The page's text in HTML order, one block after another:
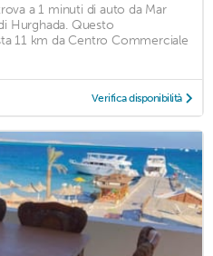
a 1 minuti di auto da Mar
Hurghada. Questo
11 km da Centro Commerciale
Verifica disponibilità